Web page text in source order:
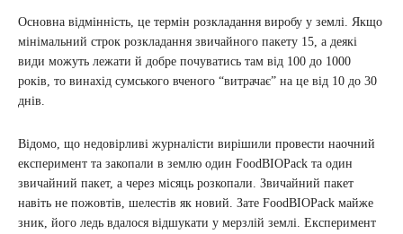
Основна відмінність, це термін розкладання виробу у землі. Якщо
мінімальний строк розкладання звичайного пакету 15, а деякі
види можуть лежати й добре почуватись там від 100 до 1000
років, то винахід сумського вченого “витрачає” на це від 10 до 30
днів.
Відомо, що недовірливі журналісти вирішили провести наочний
експеримент та закопали в землю один FoodBIOPack та один
звичайний пакет, а через місяць розкопали. Звичайний пакет
навіть не пожовтів, шелестів як новий. Зате FoodBIOPack майже
зник, його ледь вдалося відшукати у мерзлій землі. Експеримент